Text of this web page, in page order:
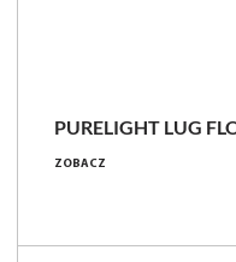
PURELIGHT LUG
ZOBACZ